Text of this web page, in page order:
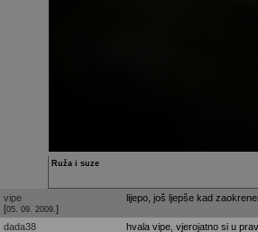
Ruža i suze
vipe
[05. 09. 2009. ]
lijepo, još ljepše kad
dada38
hvala vipe, vjerojatno si u